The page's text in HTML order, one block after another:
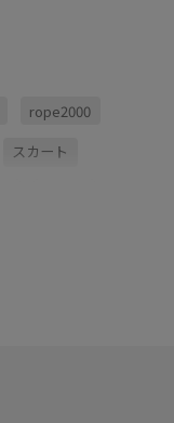
rope2000
スカート